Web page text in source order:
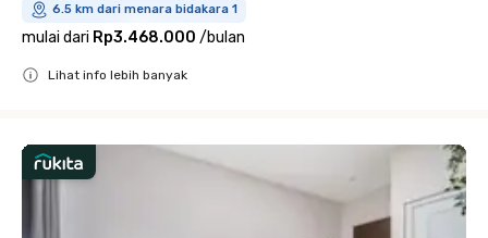
6.5 km dari menara bidakara 1
mulai dari Rp3.468.000 /bulan
Lihat info lebih banyak